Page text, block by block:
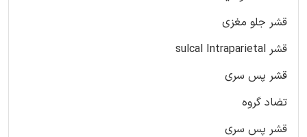
قشر جلو مغزی
قشر sulcal Intraparietal
قشر پس سری
تضاد گروه
قشر پس سری